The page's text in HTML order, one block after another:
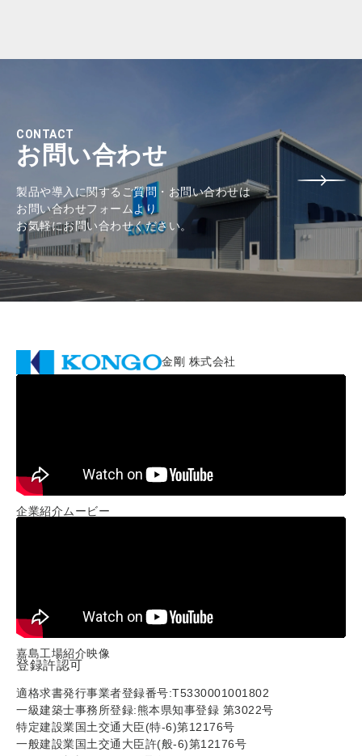
CONTACT
お問い合わせ
製品や導入に関するご質問・お問い合わせは
お問い合わせフォームより
お気軽にお問い合わせください。
金剛 株式会社
企業紹介ムービー
嘉島工場紹介映像
登録許認可
適格求書発行事業者登録番号:T5330001001802
一級建築士事務所登録:熊本県知事登録 第3022号
特定建設業国土交通大臣(特-6)第12176号
一般建設業国土交通大臣許(般-6)第12176号